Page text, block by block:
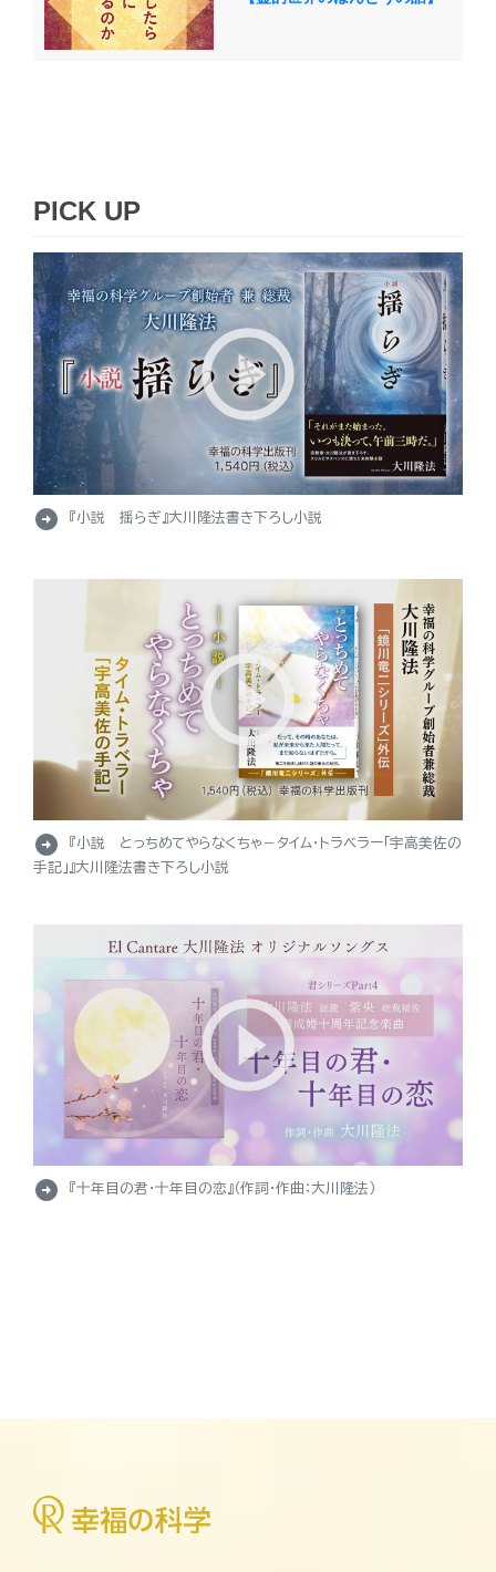
PICK UP
arrow_circle_right 『小説 揺らぎ』大川隆法書き下ろし小説
arrow_circle_right
『小説 とっちめてやらなくちゃ－タイム・トラベラー「宇高美佐の
手記」』大川隆法書き下ろし小説
arrow_circle_right 『十年目の君・十年目の恋』（作詞・作曲：大川隆法）